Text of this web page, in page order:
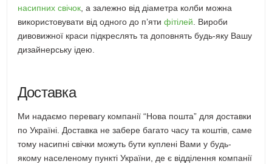
насипних свічок , а залежно від діаметра колби можна
використовувати від одного до п’ятифітілей . Вироби
дивовижної краси підкреслять та доповнять будь-яку Вашу
дизайнерську ідею.
Доставка
Ми надаємо перевагу компанії “Нова пошта” для доставки
по Україні. Доставка не забере багато часу та коштів, саме
тому насипні свічки можуть бути куплені Вами у будь-
якому населеному пункті України, де є відділення компанії